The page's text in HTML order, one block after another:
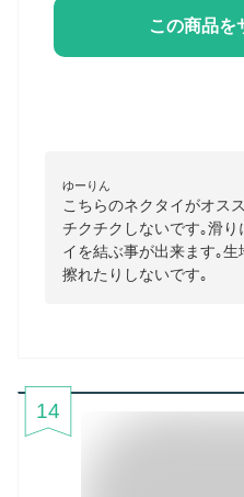
この商品を
ゆーりん
こちらのネクタイがオス
チクチクしないです｡滑
イを結ぶ事が出来ます｡
擦れたりしないです｡
14